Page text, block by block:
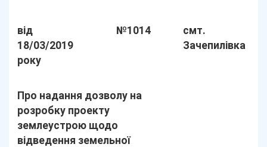
від
18/03/2019
року
№1014
смт.
Зачепилівка
Про надання дозволу на
розробку проекту
землеустрою щодо
відведення земельної